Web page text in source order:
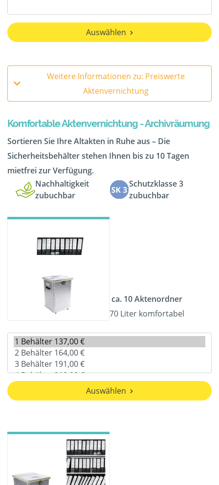
Auswählen
Weitere Informationen zu: Preiswerte
Aktenvernichtung
Komfortable Aktenvernichtung - Archivräumung
Sortieren Sie Ihre Altakten in Ruhe aus – Die
Sicherheitsbehälter stehen Ihnen bis zu 10 Tagen
mietfrei zur Verfügung.
Nachhaltigkeit
zubuchbar
Schutzklasse 3
zubuchbar
ca. 10 Aktenordner
70 Liter komfortabel
Auswählen